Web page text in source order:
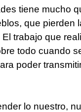
tiene mucho
que pierden
trabajo que
todo cuando
poder
lo nuestro,